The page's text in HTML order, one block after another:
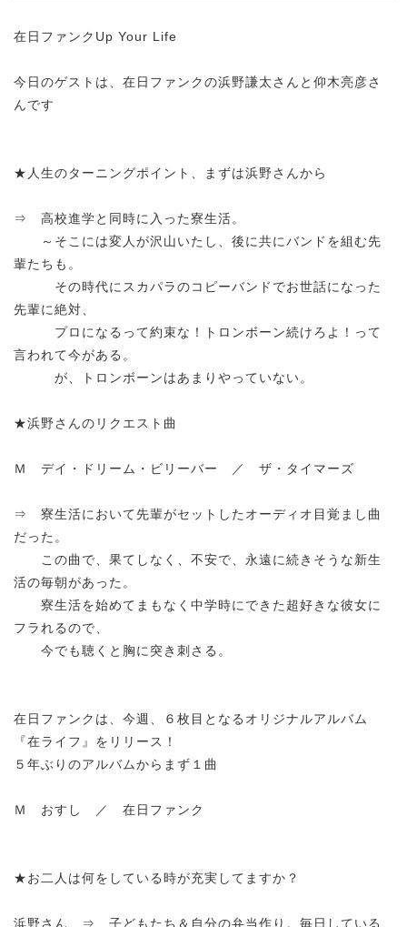
在日ファンクUp Your Life
今日のゲストは、在日ファンクの浜野謙太さんと仰木亮彦さ
んです
★人生のターニングポイント、まずは浜野さんから
⇒ 高校進学と同時に入った寮生活。
～そこには変人が沢山いたし、後に共にバンドを組む先
輩たちも。
その時代にスカパラのコピーバンドでお世話になった
先輩に絶対、
プロになるって約束な！トロンボーン続けろよ！って
言われて今がある。
が、トロンボーンはあまりやっていない。
★浜野さんのリクエスト曲
Ｍ デイ・ドリーム・ビリーバー ／ ザ・タイマーズ
⇒ 寮生活において先輩がセットしたオーディオ目覚まし曲
だった。
この曲で、果てしなく、不安で、永遠に続きそうな新生
活の毎朝があった。
寮生活を始めてまもなく中学時にできた超好きな彼女に
フラれるので、
今でも聴くと胸に突き刺さる。
在日ファンクは、今週、６枚目となるオリジナルアルバム
『在ライフ』をリリース！
５年ぶりのアルバムからまず１曲
Ｍ おすし ／ 在日ファンク
★お二人は何をしている時が充実してますか？
浜野さん ⇒ 子どもたち＆自分の弁当作り。毎日している